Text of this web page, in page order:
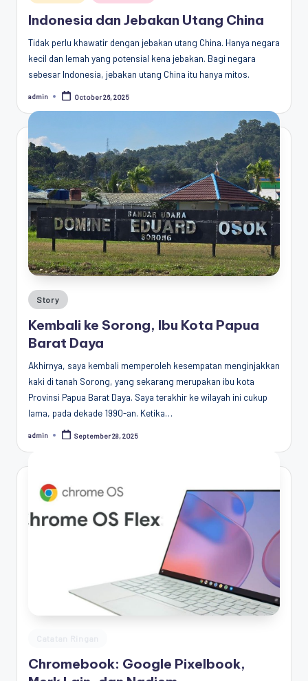
in
Indonesia dan Jebakan Utang China
Tidak perlu khawatir dengan jebakan utang China. Hanya negara
kecil dan lemah yang potensial kena jebakan. Bagi negara
sebesar Indonesia, jebakan utang China itu hanya mitos.
Posted
admin October 26, 2025
Posted
in
Story
Kembali ke Sorong, Ibu Kota Papua
Barat Daya
Akhirnya, saya kembali memperoleh kesempatan menginjakkan
kaki di tanah Sorong, yang sekarang merupakan ibu kota
Provinsi Papua Barat Daya. Saya terakhir ke wilayah ini cukup
lama, pada dekade 1990-an. Ketika…
Posted
admin September 28, 2025
Chromebook: Google Pixelbook,